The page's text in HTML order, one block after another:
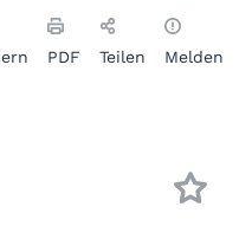
PDF Teilen Melden